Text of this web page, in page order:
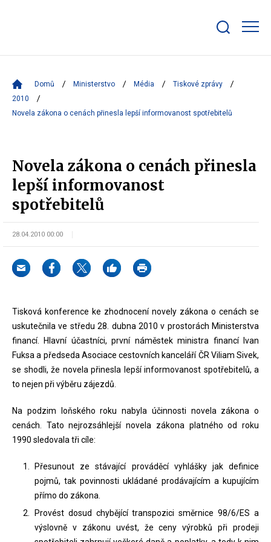
bar
Domů Ministerstvo Média
Tiskové zprávy
2010
Novela zákona o cenách přinesla lepší informovanost spotřebitelů
Novela zákona o cenách přinesla
lepší informovanost
spotřebitelů
28.04.2010 00:00
Tisková konference ke zhodnocení novely zákona o cenách se
uskutečnila ve středu 28. dubna 2010 v prostorách Ministerstva
financí. Hlavní účastníci, první náměstek ministra financí Ivan
Fuksa a předseda Asociace cestovních kanceláří ČR Viliam Sivek,
se shodli, že novela přinesla lepší informovanost spotřebitelů, a
to nejen při výběru zájezdů.
Na podzim loňského roku nabyla účinnosti novela zákona o
cenách. Tato nejrozsáhlejší novela zákona platného od roku
1990 sledovala tři cíle:
Přesunout ze stávající prováděcí vyhlášky jak definice
pojmů, tak povinnosti ukládané prodávajícím a kupujícím
přímo do zákona.
Provést dosud chybějící transpozici směrnice 98/6/ES a
výslovně v zákonu uvést, že ceny výrobků při prodeji